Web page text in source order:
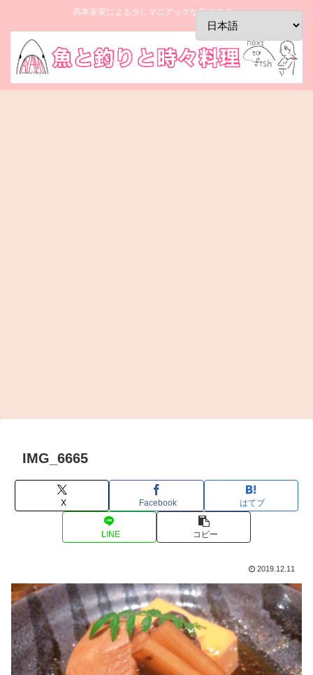
高本采実による少しマニアックな魚ブログ。
IMG_6665
X Facebook はてブ
LINE コピー
2019.12.11